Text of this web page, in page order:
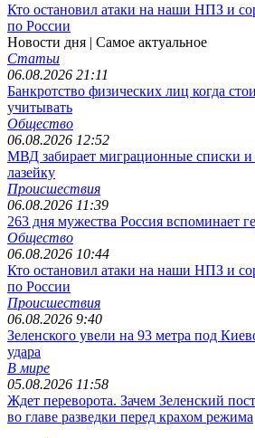
Кто остановил атаки на наши НПЗ и
по России
Новости дня | Самое актуальное
Статьи
06.08.2026 21:11
Банкротство физических лиц когда
учитывать
Общество
06.08.2026 12:52
МВД забирает миграционные списки и
лазейку
Происшествия
06.08.2026 11:39
263 дня мужества Россия вспоминает
Общество
06.08.2026 10:44
Кто остановил атаки на наши НПЗ и
по России
Происшествия
06.08.2026 9:40
Зеленского увели на 93 метра под
удара
В мире
05.08.2026 11:58
Ждет переворота. Зачем Зеленский
во главе разведки перед крахом режима